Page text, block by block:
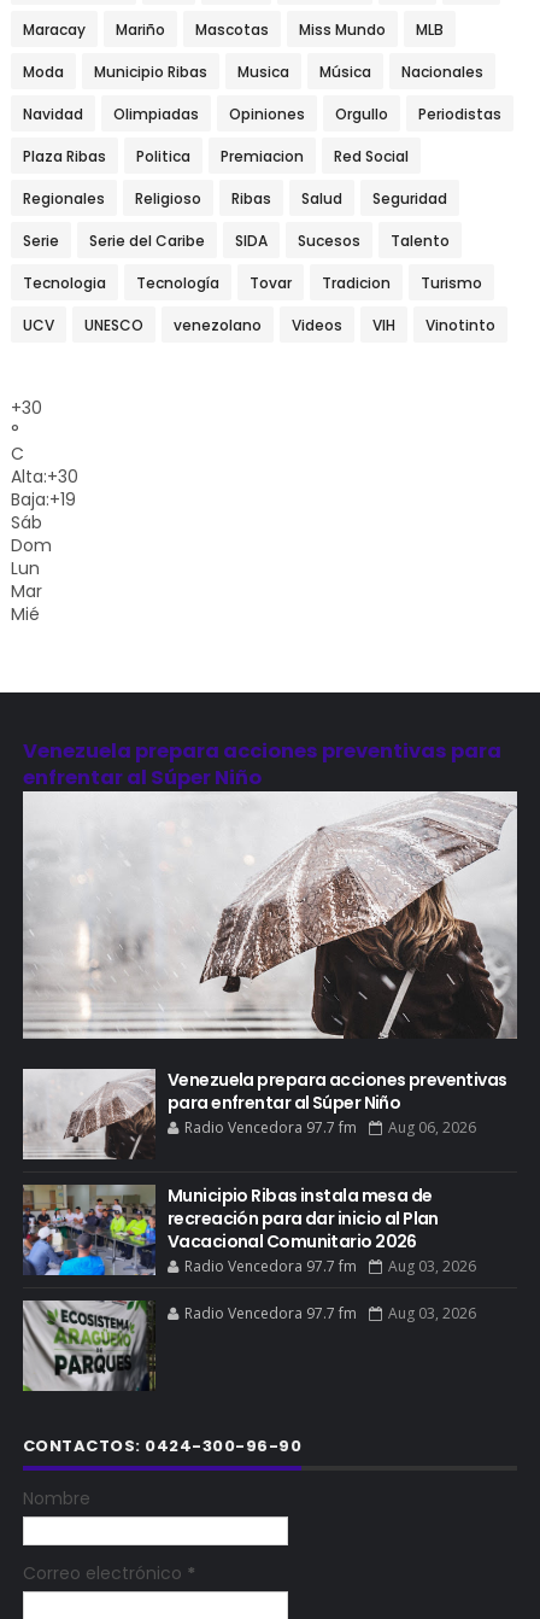
Maracay Mariño Mascotas Miss Mundo MLB
Moda Municipio Ribas Musica Música Nacionales
Navidad Olimpiadas Opiniones Orgullo Periodistas
Plaza Ribas Politica Premiacion Red Social
Regionales Religioso Ribas Salud Seguridad
Serie Serie del Caribe SIDA Sucesos Talento
Tecnologia Tecnología Tovar Tradicion Turismo
UCV UNESCO venezolano Videos VIH Vinotinto
+30
°
C
Alta:+30
Baja:+19
Sáb
Dom
Lun
Mar
Mié
Venezuela prepara acciones preventivas para
enfrentar al Súper Niño
Venezuela prepara acciones preventivas
para enfrentar al Súper Niño
Radio Vencedora 97.7 fm Aug 06, 2026
Municipio Ribas instala mesa de
recreación para dar inicio al Plan
Vacacional Comunitario 2026
Radio Vencedora 97.7 fm Aug 03, 2026
Radio Vencedora 97.7 fm Aug 03, 2026
CONTACTOS: 0424-300-96-90
Nombre
Correo electrónico *